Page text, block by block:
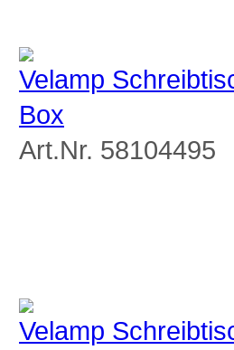
Velamp
Box
Art.Nr. 58104495
Velamp